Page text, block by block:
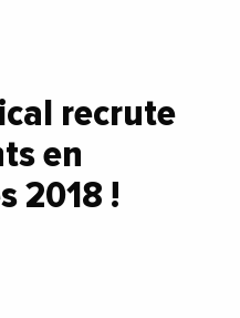
recrute
en
2018 !